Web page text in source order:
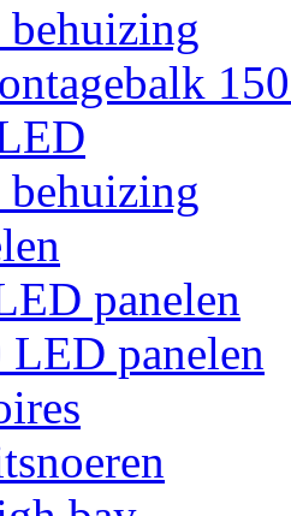
behuizing
behuizing
panelen
LED panelen